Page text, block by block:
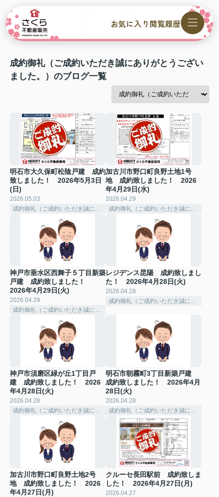
お気に入り 閲覧履歴
成約御礼（ご成約いただき誠にありがとうござい
ました。）のブログ一覧
明石市大久保町松陰戸建 成約
致しました！ 2026年5月3日
(日)
2026.05.03
成約御礼（ご成約いただき誠にありがとうございました。）
加古川市野口町良野土地1号
地 成約致しました！ 2026
年4月29日(水)
2026.04.29
成約御礼（ご成約いただき誠にありがとうございました。）
神戸市垂水区西舞子５丁目新築
戸建 成約致しました！
2026年4月29日(火)
2026.04.29
レジデンス昆陽 成約致しまし
た！ 2026年4月28日(火)
2026.04.28
神戸市須磨区緑が丘1丁目戸
建 成約致しました！ 2026
年4月28日(火)
2026.04.28
成約御礼（ご成約いただき誠にありがとうございました。）
明石市朝霧町3丁目新築戸建
成約致しました！ 2026年4月
28日(火)
2026.04.28
成約御礼（ご成約いただき誠にありがとうございました。）
加古川市野口町良野土地2号
地 成約致しました！ 2026
年4月27日(月)
クルーセ長田駅前 成約致しま
した！ 2026年4月27日(月)
2026.04.27